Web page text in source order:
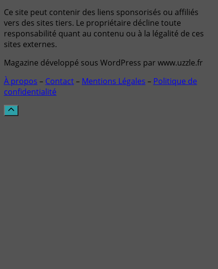
Ce site peut contenir des liens sponsorisés ou affiliés
vers des sites tiers. Le propriétaire décline toute
responsabilité quant au contenu ou à la légalité de ces
sites externes.
Magazine développé sous WordPress par www.uzzle.fr
À propos – Contact– Mentions Légales – Politique de
confidentialité